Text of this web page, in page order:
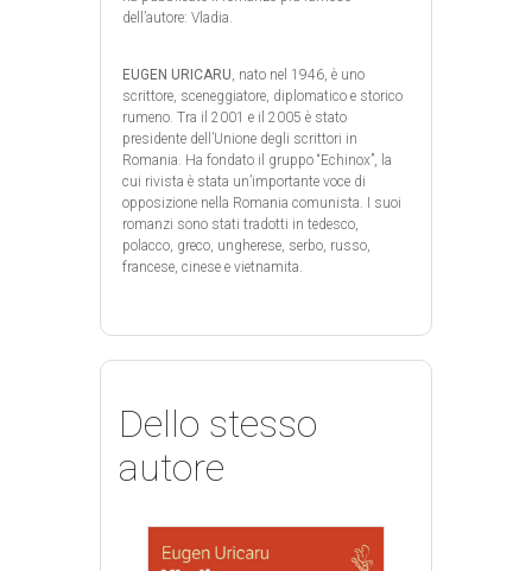
dell’autore: Vladia.
EUGEN URICARU, nato nel 1946, è uno
scrittore, sceneggiatore, diplomatico e storico
rumeno. Tra il 2001 e il 2005 è stato
presidente dell’Unione degli scrittori in
Romania. Ha fondato il gruppo “Echinox”, la
cui rivista è stata un’importante voce di
opposizione nella Romania comunista. I suoi
romanzi sono stati tradotti in tedesco,
polacco, greco, ungherese, serbo, russo,
francese, cinese e vietnamita.
Dello stesso
autore